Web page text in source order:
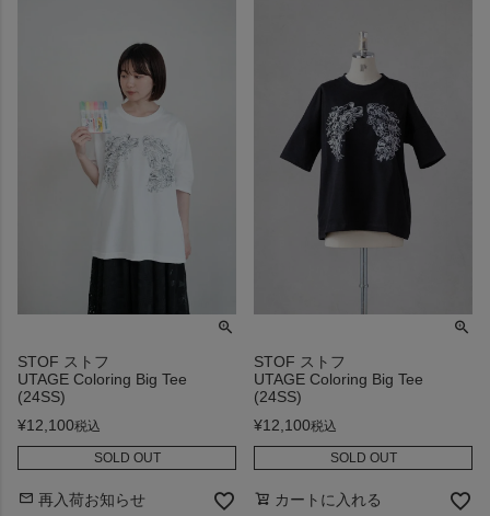
STOF ストフ
UTAGE Coloring Big Tee
(24SS)
¥12,100税込
SOLD OUT
再入荷お知らせ
STOF ストフ
UTAGE Coloring Big Tee
(24SS)
¥12,100税込
SOLD OUT
カートに入れる